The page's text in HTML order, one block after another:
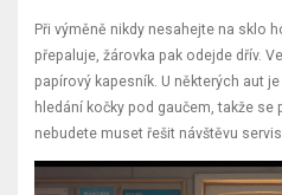
Při výměně nikdy nesahejte na sklo
přepaluje, žárovka pak odejde dřív.
papírový kapesník. U některých aut
hledání kočky pod gaučem, takže
nebudete muset řešit návštěvu